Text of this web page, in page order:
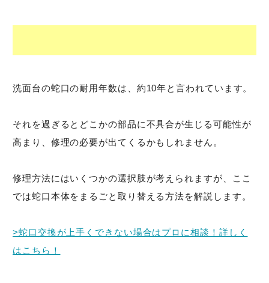
風呂
洗面所
洗濯機
洗面台の蛇口の耐用年数は、約10年と言われています。
それを過ぎるとどこかの部品に不具合が生じる可能性が
高まり、修理の必要が出てくるかもしれません。
修理方法にはいくつかの選択肢が考えられますが、ここ
では蛇口本体をまるごと取り替える方法を解説します。
>蛇口交換が上手くできない場合はプロに相談！詳しく
はこちら！